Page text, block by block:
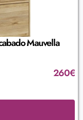
Mauvella
260€